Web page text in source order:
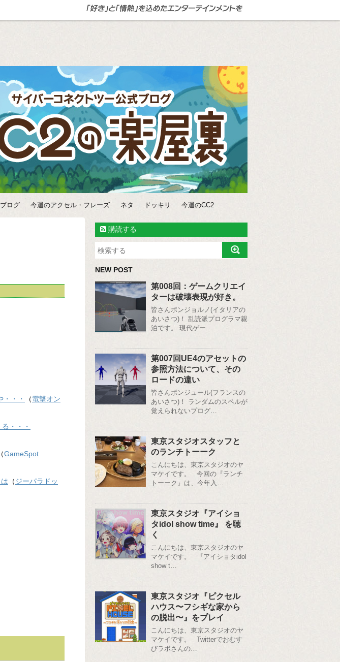
ログ 今週のアクセル・フレーズ ネタ ドッキリ 今週のCC2
・・ （電撃オン
・・・
（GameSpot
（ジーパラドッ
購読する
NEW POST
第008回：ゲームクリエイ
ターは破壊表現が好き。
皆さんボンジョルノ(イタリアの
あいさつ)！ 乱読派プログラマ親
泊です。 現代ゲー…
第007回UE4のアセットの
参照方法について、その
ロードの違い
皆さんボンジュール(フランスの
あいさつ)！ ランダムのスペルが
覚えられないプログ…
東京スタジオスタッフと
のランチトーーク
こんにちは、東京スタジオのヤ
マケイです。 今回の『ランチ
トーーク』は、今年入…
東京スタジオ『アイショ
タidol show time』 を聴
く
こんにちは、東京スタジオのヤ
マケイです。 『アイショタidol
show t…
東京スタジオ『ピクセル
ハウス〜フシギな家から
の脱出〜』をプレイ
こんにちは、東京スタジオのヤ
マケイです。 Twitterでおむす
びラボさんの…